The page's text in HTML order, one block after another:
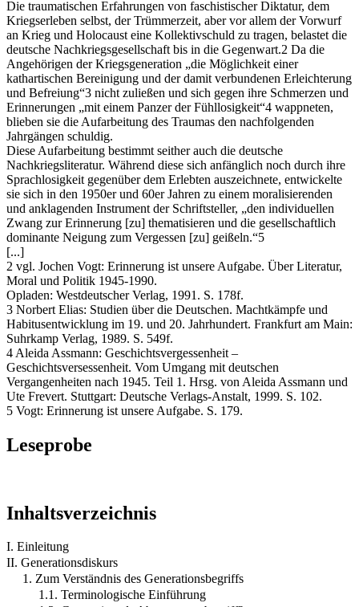
Die traumatischen Erfahrungen von faschistischer Diktatur, dem
Kriegserleben selbst, der Trümmerzeit, aber vor allem der Vorwurf
an Krieg und Holocaust eine Kollektivschuld zu tragen, belastet die
deutsche Nachkriegsgesellschaft bis in die Gegenwart.2 Da die
Angehörigen der Kriegsgeneration „die Möglichkeit einer
kathartischen Bereinigung und der damit verbundenen Erleichterung
und Befreiung“3 nicht zuließen und sich gegen ihre Schmerzen und
Erinnerungen „mit einem Panzer der Fühllosigkeit“4 wappneten,
blieben sie die Aufarbeitung des Traumas den nachfolgenden
Jahrgängen schuldig.
Diese Aufarbeitung bestimmt seither auch die deutsche
Nachkriegsliteratur. Während diese sich anfänglich noch durch ihre
Sprachlosigkeit gegenüber dem Erlebten auszeichnete, entwickelte
sie sich in den 1950er und 60er Jahren zu einem moralisierenden
und anklagenden Instrument der Schriftsteller, „den individuellen
Zwang zur Erinnerung [zu] thematisieren und die gesellschaftlich
dominante Neigung zum Vergessen [zu] geißeln.“5
[...]
2 vgl. Jochen Vogt: Erinnerung ist unsere Aufgabe. Über Literatur,
Moral und Politik 1945-1990.
Opladen: Westdeutscher Verlag, 1991. S. 178f.
3 Norbert Elias: Studien über die Deutschen. Machtkämpfe und
Habitusentwicklung im 19. und 20. Jahrhundert. Frankfurt am Main:
Suhrkamp Verlag, 1989. S. 549f.
4 Aleida Assmann: Geschichtsvergessenheit –
Geschichtsversessenheit. Vom Umgang mit deutschen
Vergangenheiten nach 1945. Teil 1. Hrsg. von Aleida Assmann und
Ute Frevert. Stuttgart: Deutsche Verlags-Anstalt, 1999. S. 102.
5 Vogt: Erinnerung ist unsere Aufgabe. S. 179.
Leseprobe
Inhaltsverzeichnis
I. Einleitung
II. Generationsdiskurs
1. Zum Verständnis des Generationsbegriffs
1.1. Terminologische Einführung